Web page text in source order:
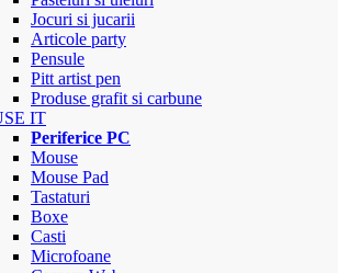
Jocuri si jucarii
Articole party
Pensule
Pitt artist pen
Produse grafit si carbune
IT
Periferice PC
Mouse
Mouse Pad
Tastaturi
Boxe
Casti
Microfoane